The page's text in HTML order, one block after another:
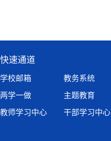
快速通道
学校邮箱 教务系统
两学一做 主题教育
教师学习中心 干部学习中心